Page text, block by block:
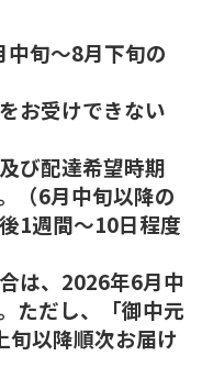
旬～8月下旬の
お受けできない
び配達希望時期
（6月中旬以降の
1週間～10日程度
は、2026年6月中
ただし、「御中元
旬以降順次お届け